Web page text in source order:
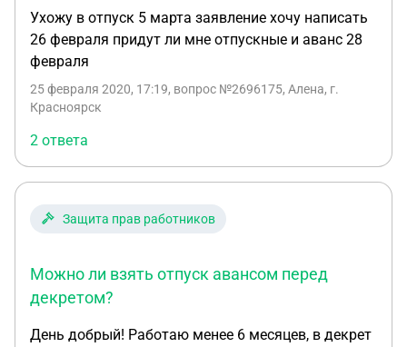
Ухожу в отпуск 5 марта заявление хочу написать
26 февраля придут ли мне отпускные и аванс 28
февраля
25 февраля 2020, 17:19, вопрос №2696175, Алена, г.
Красноярск
2 ответа
Защита прав работников
Можно ли взять отпуск авансом перед
декретом?
День добрый! Работаю менее 6 месяцев, в декрет